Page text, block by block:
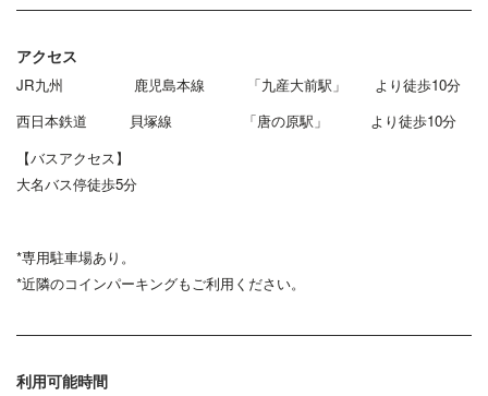
アクセス
JR九州 鹿児島本線 「九産大前駅」 より徒歩10分
西日本鉄道 貝塚線 「唐の原駅」 より徒歩10分
【バスアクセス】
大名バス停徒歩5分
*専用駐車場あり。
*近隣のコインパーキングもご利用ください。
利用可能時間